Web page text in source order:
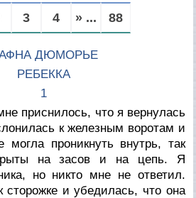
3 4 » ... 88
ДЮМОРЬЕ
РЕБЕККА
1
приснилось, что я вернулась
к железным воротам и
могла проникнуть внутрь, так
на засов и на цепь. Я
но никто мне не ответил.
и убедилась, что она